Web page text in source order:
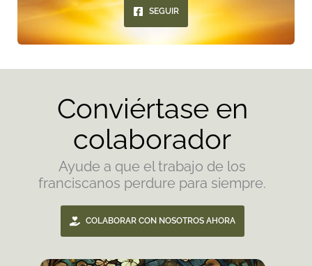
SEGUIR
Conviértase en
colaborador
Ayude a que el trabajo de los
franciscanos perdure para siempre.
COLABORAR CON NOSOTROS AHORA